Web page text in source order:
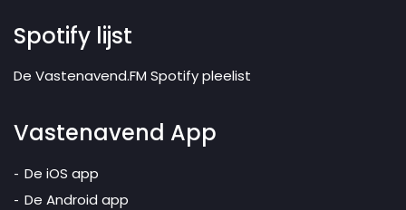
Spotify lijst
De Vastenavend.FM Spotify pleelist
Vastenavend App
De iOS app
De Android app